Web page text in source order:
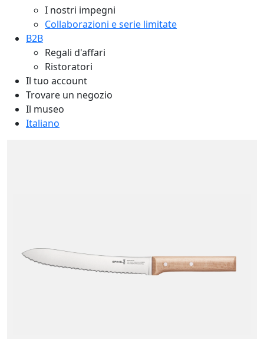
I nostri impegni
Collaborazioni e serie limitate
B2B
Regali d'affari
Ristoratori
Il tuo account
Trovare un negozio
Il museo
Italiano